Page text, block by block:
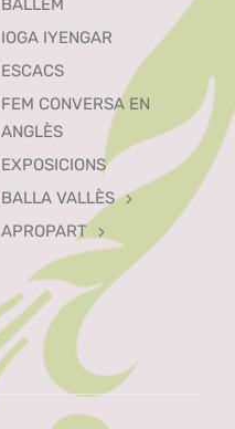
BALLEM
IOGA IYENGAR
ESCACS
FEM CONVERSA EN
ANGLÈS
EXPOSICIONS
BALLA VALLÈS
APROPART